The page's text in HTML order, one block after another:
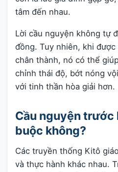
tâm đến nhau.
Lời cầu nguyện không tự
đồng. Tuy nhiên, khi
chân thành, nó có thể
chỉnh thái độ, bớt nóng
với tinh thần hòa giải hơn.
Cầu nguyện trước
buộc không?
Các truyền thống Kitô
và thực hành khác nhau.